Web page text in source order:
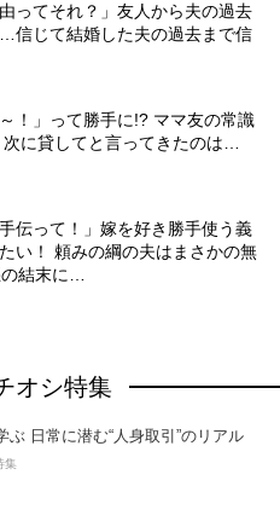
ってそれ？」友人から夫の過去
信じて結婚した夫の過去まで信
！」って勝手に!? ママ友の常識
次に貸してと言ってきたのは…
伝って！」嫁を好き勝手使う義
い！ 頼みの綱の夫はまさかの無
の結末に…
オシ特集
ぶ 日常に潜む“人身取引”のリアル
集